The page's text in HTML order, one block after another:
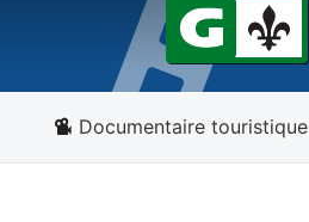
Documentaire touristique